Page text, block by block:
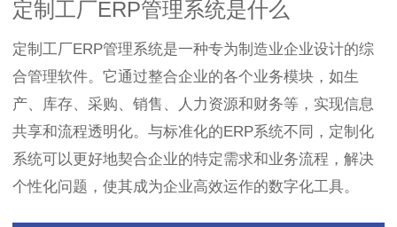
定制工厂ERP管理系统是什么
定制工厂ERP管理系统是一种专为制造业企业设计的综
合管理软件。它通过整合企业的各个业务模块，如生
产、库存、采购、销售、人力资源和财务等，实现信息
共享和流程透明化。与标准化的ERP系统不同，定制化
系统可以更好地契合企业的特定需求和业务流程，解决
个性化问题，使其成为企业高效运作的数字化工具。